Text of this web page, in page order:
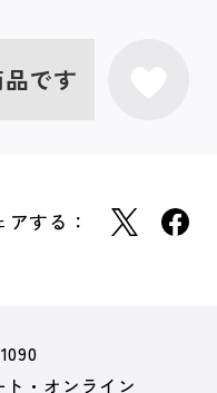
です
アする：
ト・オンライン